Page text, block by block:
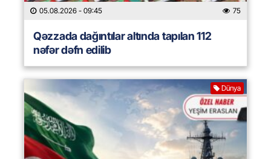
05.08.2026 - 09:45 75
Qəzzada dağıntılar altında tapılan 112
nəfər dəfn edilib
Dünya